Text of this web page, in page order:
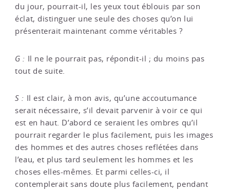
du jour, pourrait-il, les yeux tout éblouis par son
éclat, distinguer une seule des choses qu’on lui
présenterait maintenant comme véritables ?
G : Il ne le pourrait pas, répondit-il ; du moins pas
tout de suite.
S : Il est clair, à mon avis, qu’une accoutumance
serait nécessaire, s’il devait parvenir à voir ce qui
est en haut. D’abord ce seraient les ombres qu’il
pourrait regarder le plus facilement, puis les images
des hommes et des autres choses reflétées dans
l’eau, et plus tard seulement les hommes et les
choses elles-mêmes. Et parmi celles-ci, il
contemplerait sans doute plus facilement, pendant